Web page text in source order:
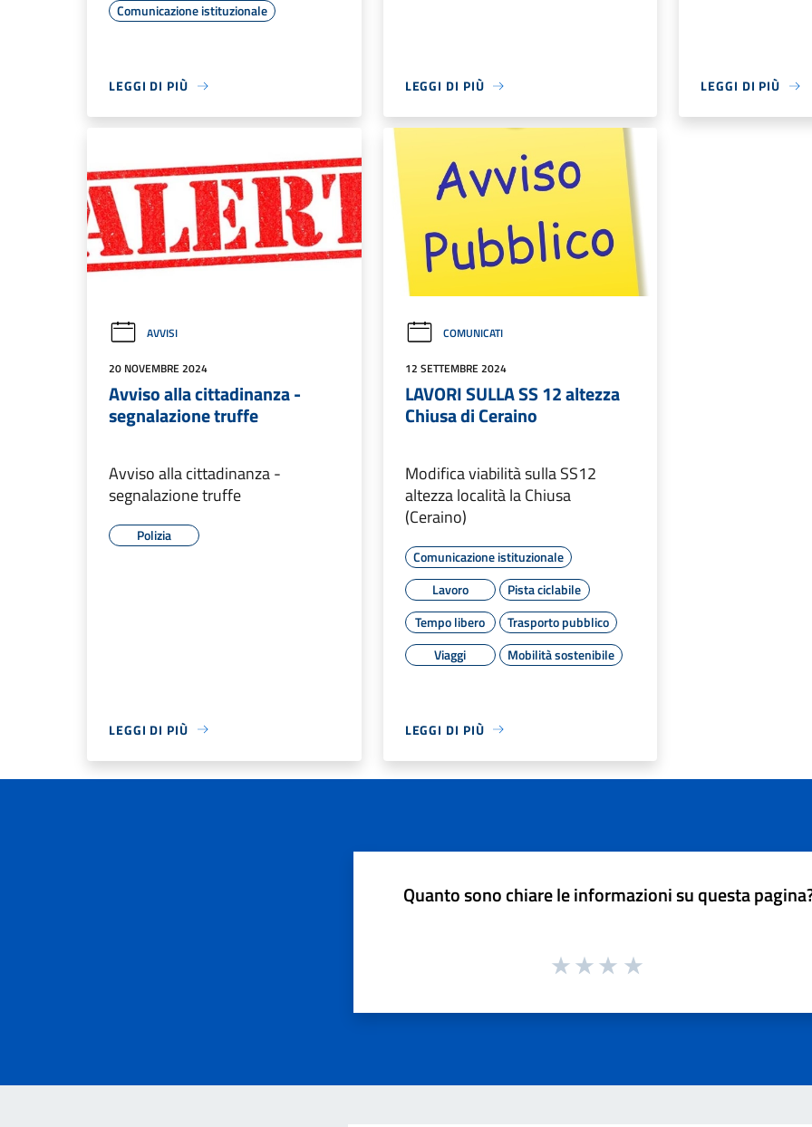
Comunicazione istituzionale
LEGGI DI PIÙ LEGGI DI PIÙ LEGGI DI PIÙ
AVVISI
20 NOVEMBRE 2024
Avviso alla cittadinanza -
segnalazione truffe
Avviso alla cittadinanza -
segnalazione truffe
Polizia
LEGGI DI PIÙ
COMUNICATI
12 SETTEMBRE 2024
LAVORI SULLA SS 12 altezza
Chiusa di Ceraino
Modifica viabilità sulla SS12
altezza località la Chiusa
(Ceraino)
Comunicazione istituzionale
Lavoro
Pista ciclabile
Tempo libero
Trasporto pubblico
Viaggi
Mobilità sostenibile
LEGGI DI PIÙ
Quanto sono chiare le informazioni su questa